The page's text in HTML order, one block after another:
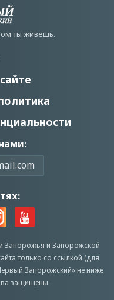
ты живешь.
Запорожья и Запорожской
только со ссылкой (для
Запорожский» не ниже
защищены.